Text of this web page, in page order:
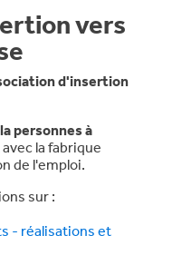
vers
d'insertion
personnes à
la fabrique
de l'emploi.
sur :
- réalisations et